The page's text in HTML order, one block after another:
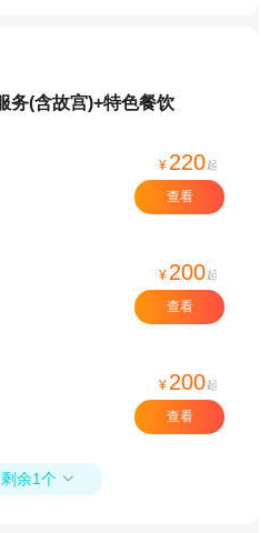
务(含故宫)+特色餐饮
¥ 220起
查看
¥ 200起
查看
¥ 200起
查看
余1个 